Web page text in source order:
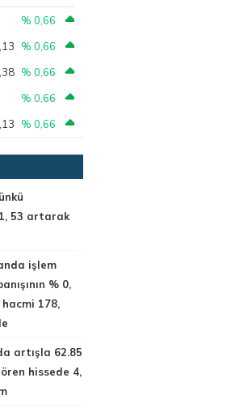
% 0,66
% 0,66
% 0,66
% 0,66
% 0,66
53 artarak
işlem
% 0,
178,
artışla 62.85
hissede 4,